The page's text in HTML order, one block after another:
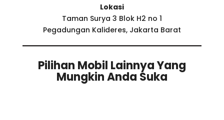
Lokasi
Taman Surya 3 Blok H2 no 1
Pegadungan Kalideres, Jakarta Barat
Pilihan Mobil Lainnya Yang
Mungkin Anda Suka